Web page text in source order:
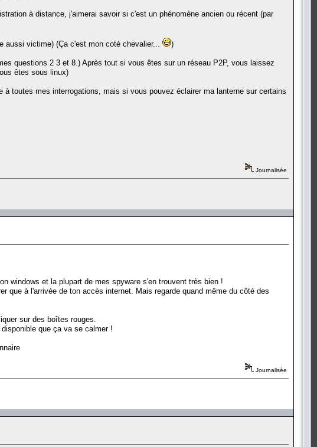
à distance, j'aimerai savoir si c'est un phénomène ancien ou récent (par
aussi victime) (Ça c'est mon coté chevalier... )
questions 2 3 et 8.) Après tout si vous êtes sur un réseau P2P, vous laissez
êtes sous linux)
toutes mes interrogations, mais si vous pouvez éclairer ma lanterne sur certains
Journalisée
windows et la plupart de mes spyware s'en trouvent très bien !
que à l'arrivée de ton accès internet. Mais regarde quand même du côté des
sur des boîtes rouges.
que ça va se calmer !
Journalisée